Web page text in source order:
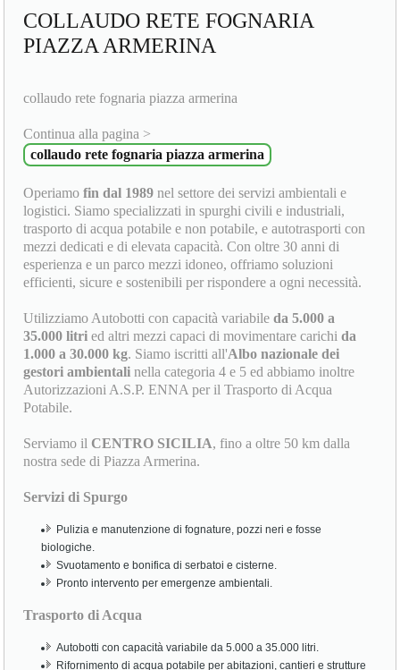
COLLAUDO RETE FOGNARIA
PIAZZA ARMERINA
collaudo rete fognaria piazza armerina
Continua alla pagina >
collaudo rete fognaria piazza armerina
Operiamofin dal 1989 nel settore dei servizi ambientali e
logistici. Siamo specializzati in spurghi civili e industriali,
trasporto di acqua potabile e non potabile, e autotrasporti con
mezzi dedicati e di elevata capacità. Con oltre 30 anni di
esperienza e un parco mezzi idoneo, offriamo soluzioni
efficienti, sicure e sostenibili per rispondere a ogni necessità.
Utilizziamo Autobotti con capacità variabileda 5.000 a
35.000 litri ed altri mezzi capaci di movimentare carichida
1.000 a 30.000 kg. Siamo iscritti all'Albo nazionale dei
gestori ambientali nella categoria 4 e 5 ed abbiamo inoltre
Autorizzazioni A.S.P. ENNA per il Trasporto di Acqua
Potabile.
Serviamo il CENTRO SICILIA, fino a oltre 50 km dalla
nostra sede di Piazza Armerina.
Servizi di Spurgo
Pulizia e manutenzione di fognature, pozzi neri e fosse
biologiche.
Svuotamento e bonifica di serbatoi e cisterne.
Pronto intervento per emergenze ambientali.
Trasporto di Acqua
Autobotti con capacità variabile da 5.000 a 35.000 litri.
Rifornimento di acqua potabile per abitazioni, cantieri e strutture